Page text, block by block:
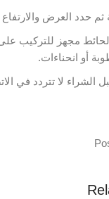
ثم حدد العرض
مجهز للتركيب
أو انحناءات.
الشراء لا تتردد في